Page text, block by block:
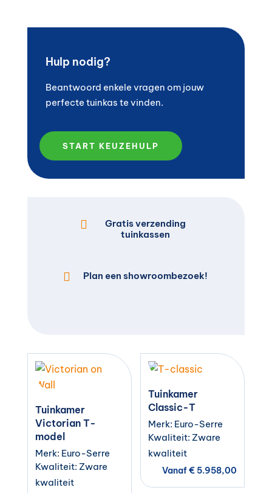
Hulp nodig?
Beantwoord enkele vragen om jouw
perfecte tuinkas te vinden.
START KEUZEHULP

Gratis verzending
tuinkassen
 Plan een showroombezoek!
Tuinkamer
Victorian T-
model
Merk: Euro-Serre
Kwaliteit: Zware
kwaliteit
Tuinkamer
Classic-T
Merk: Euro-Serre
Kwaliteit: Zware
kwaliteit
Vanaf€ 5.958,00